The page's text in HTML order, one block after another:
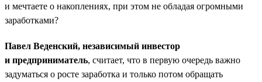
и мечтаете о накоплениях, при этом не обладая огромными
заработками?
Павел Веденский, независимый инвестор
и предприниматель, считает, что в первую очередь важно
задуматься о росте заработка и только потом обращать